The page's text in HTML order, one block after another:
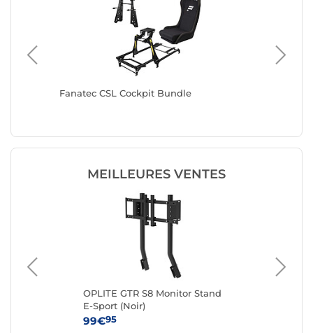
Fanatec CSL Cockpit Bundle
MEILLEURES VENTES
OPLITE GTR S8 Monitor Stand
E-Sport (Noir)
99€95